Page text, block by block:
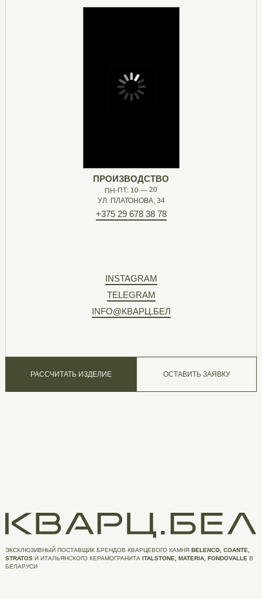
ПРОИЗВОДСТВО
ПН-ПТ: 10 — 20
УЛ. ПЛАТОНОВА, 34
+375 29 678 38 78
INFO@КВАРЦ.БЕЛ
TELEGRAM
INSTAGRAM
ОСТАВИТЬ ЗАЯВКУ
РАССЧИТАТЬ ИЗДЕЛИЕ
ЭКСКЛЮЗИВНЫЙ ПОСТАВЩИК БРЕНДОВ КВАРЦЕВОГО КАМНЯ BELENCO, COANTE,
STRATOS И ИТАЛЬЯНСКОГО КЕРАМОГРАНИТА ITALSTONE, MATERIA, FONDOVALLE В
БЕЛАРУСИ